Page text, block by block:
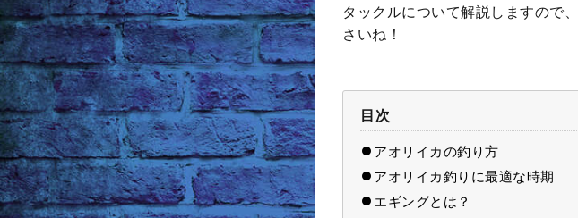
タックルについて解説しますので
さいね！
目次
アオリイカの釣り方
アオリイカ釣りに最適な時期
エギングとは？